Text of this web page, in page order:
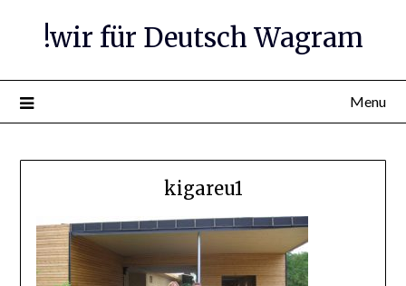
!wir für Deutsch Wagram
Menu
kigareu1